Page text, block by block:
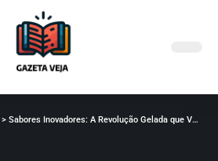
> Sabores Inovadores: A Revolução Gelada que Vai Encantar o Verão 2025